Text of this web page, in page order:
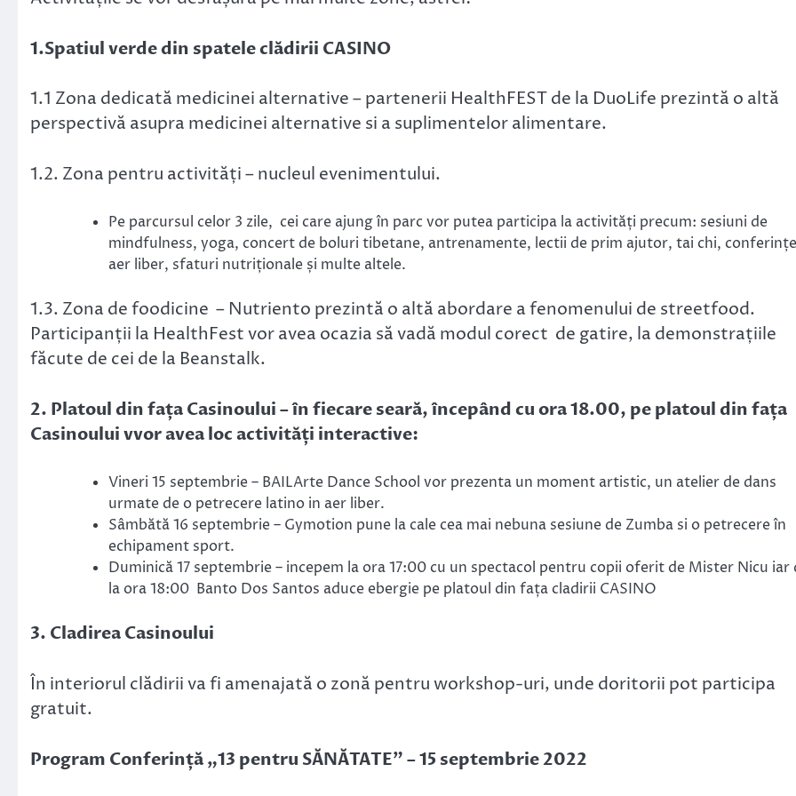
1.Spatiul verde din spatele clădirii CASINO
1.1 Zona dedicată medicinei alternative – partenerii HealthFEST de la DuoLife prezintă o altă
perspectivă asupra medicinei alternative si a suplimentelor alimentare.
1.2. Zona pentru activități – nucleul evenimentului.
Pe parcursul celor 3 zile, cei care ajung în parc vor putea participa la activități precum: sesiuni de
mindfulness, yoga, concert de boluri tibetane, antrenamente, lectii de prim ajutor, tai chi,
aer liber, sfaturi nutriționale și multe altele.
1.3. Zona de foodicine – Nutriento prezintă o altă abordare a fenomenului de streetfood.
Participanții la HealthFest vor avea ocazia să vadă modul corect de gatire, la demonstrațiile
făcute de cei de la Beanstalk.
2. Platoul din fața Casinoului – în fiecare seară, începând cu ora 18.00, pe platoul din fața
Casinoului vvor avea loc activități interactive:
Vineri 15 septembrie – BAILArte Dance School vor prezenta un moment artistic, un atelier de dans
urmate de o petrecere latino in aer liber.
Sâmbătă 16 septembrie – Gymotion pune la cale cea mai nebuna sesiune de Zumba si o petrecere în
echipament sport.
Duminică 17 septembrie – incepem la ora 17:00 cu un spectacol pentru copii oferit de Mister Nicu iar
la ora 18:00 Banto Dos Santos aduce ebergie pe platoul din fața cladirii CASINO
3. Cladirea Casinoului
În interiorul clădirii va fi amenajată o zonă pentru workshop-uri, unde doritorii pot participa
gratuit.
Program Conferință „13 pentru SĂNĂTATE” – 15 septembrie 2022